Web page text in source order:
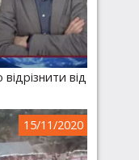
від
15/11/2020